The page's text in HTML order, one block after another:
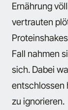
Ernährung
vertrauten
Fall nahmen
sich. Dabei
entschlossen
zu ignorieren.